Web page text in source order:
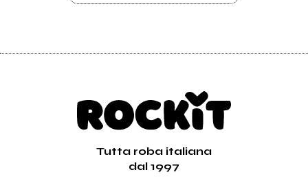
Tutta roba italiana
dal 1997